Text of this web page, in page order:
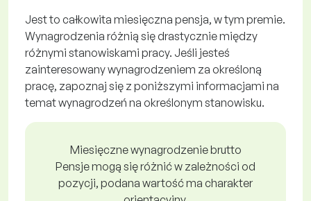
Jest to całkowita miesięczna pensja, w tym premie.
Wynagrodzenia różnią się drastycznie między
różnymi stanowiskami pracy. Jeśli jesteś
zainteresowany wynagrodzeniem za określoną
pracę, zapoznaj się z poniższymi informacjami na
temat wynagrodzeń na określonym stanowisku.
Miesięczne wynagrodzenie brutto
Pensje mogą się różnić w zależności od
pozycji, podana wartość ma charakter